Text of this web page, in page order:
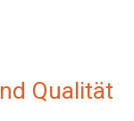
Qualität